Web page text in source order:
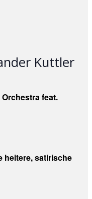
feat.
heitere, satirische